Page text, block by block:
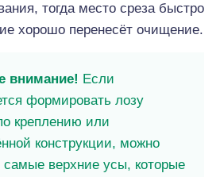
тогда место среза быстро
хорошо перенесёт очищение.
внимание! Если
формировать лозу
креплению или
конструкции, можно
самые верхние усы, которые